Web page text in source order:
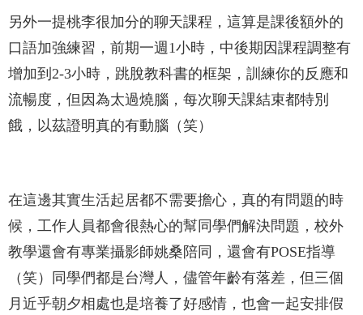
另外一提桃李很加分的聊天課程，這算是課後額外的
口語加強練習，前期一週1小時，中後期因課程調整有
增加到2-3小時，跳脫教科書的框架，訓練你的反應和
流暢度，但因為太過燒腦，每次聊天課結束都特別
餓，以茲證明真的有動腦（笑）
在這邊其實生活起居都不需要擔心，真的有問題的時
候，工作人員都會很熱心的幫同學們解決問題，校外
教學還會有專業攝影師姚桑陪同，還會有POSE指導
（笑）同學們都是台灣人，儘管年齡有落差，但三個
月近乎朝夕相處也是培養了好感情，也會一起安排假